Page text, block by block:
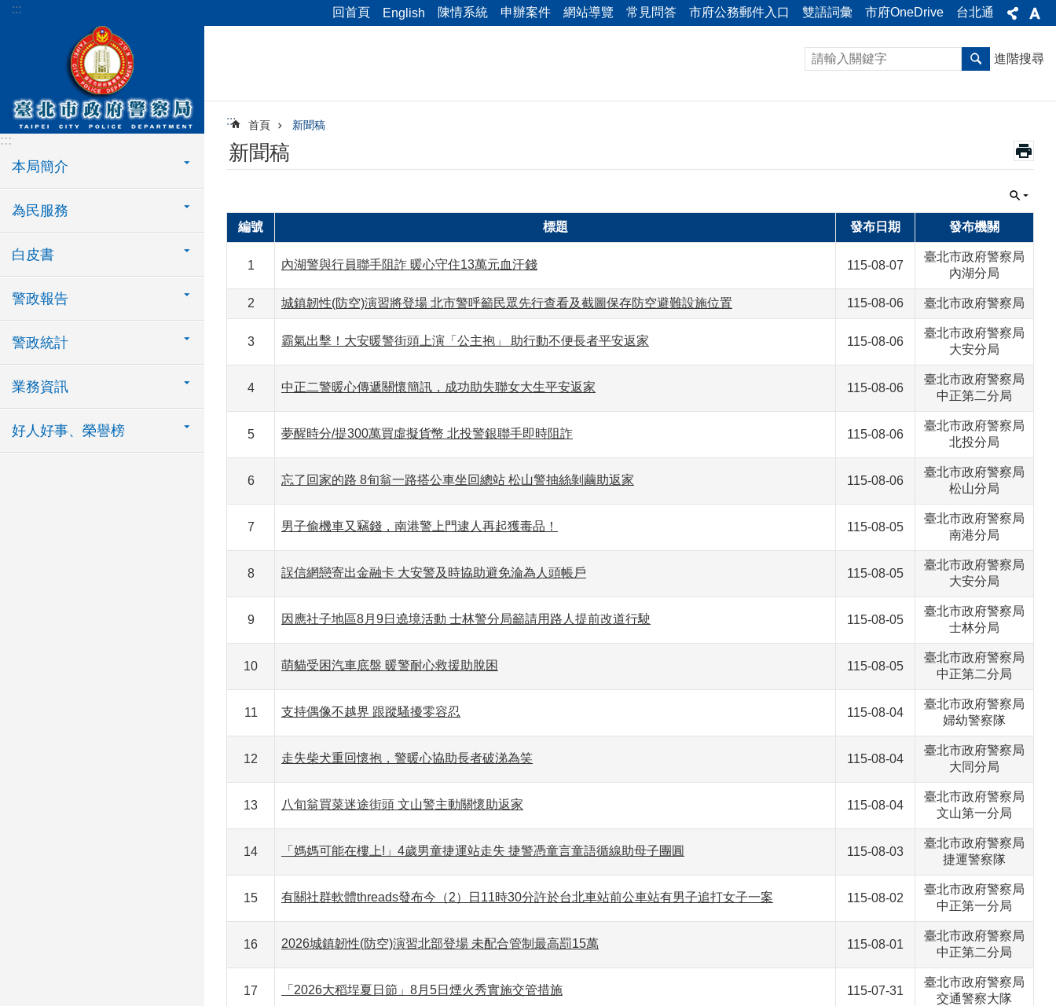
跳到主要內容區塊
::: 回首頁 English 陳情系統 申辦案件 網站導覽 常見問答 市府公務郵件入口 雙語詞彙 市府OneDrive 台北通
:::
本局簡介
為民服務
白皮書
警政報告
警政統計
業務資訊
好人好事、榮譽榜
進階搜尋
::: 首頁 新聞稿
新聞稿
編號 標題 發布日期 發布機關
1 內湖警與行員聯手阻詐 暖心守住13萬元血汗錢 115-08-07
臺北市政府警察局
內湖分局
2 城鎮韌性(防空)演習將登場 北市警呼籲民眾先行查看及截圖保存防空避難設施位置 115-08-06 臺北市政府警察局
3 霸氣出擊！大安暖警街頭上演「公主抱」 助行動不便長者平安返家 115-08-06
臺北市政府警察局
大安分局
4 中正二警暖心傳遞關懷簡訊，成功助失聯女大生平安返家 115-08-06
臺北市政府警察局
中正第二分局
5 夢醒時分/提300萬買虛擬貨幣 北投警銀聯手即時阻詐 115-08-06
臺北市政府警察局
北投分局
6 忘了回家的路 8旬翁一路搭公車坐回總站 松山警抽絲剝繭助返家 115-08-06
臺北市政府警察局
松山分局
7 男子偷機車又竊錢，南港警上門逮人再起獲毒品！ 115-08-05
臺北市政府警察局
南港分局
8 誤信網戀寄出金融卡 大安警及時協助避免淪為人頭帳戶 115-08-05
臺北市政府警察局
大安分局
9 因應社子地區8月9日遶境活動 士林警分局籲請用路人提前改道行駛 115-08-05
臺北市政府警察局
士林分局
10 萌貓受困汽車底盤 暖警耐心救援助脫困 115-08-05
臺北市政府警察局
中正第二分局
11 支持偶像不越界 跟蹤騷擾零容忍 115-08-04
臺北市政府警察局
婦幼警察隊
12 走失柴犬重回懷抱，警暖心協助長者破涕為笑 115-08-04
臺北市政府警察局
大同分局
13 八旬翁買菜迷途街頭 文山警主動關懷助返家 115-08-04
臺北市政府警察局
文山第一分局
14 「媽媽可能在樓上!」4歲男童捷運站走失 捷警憑童言童語循線助母子團圓 115-08-03
臺北市政府警察局
捷運警察隊
15 有關社群軟體threads發布今（2）日11時30分許於台北車站前公車站有男子追打女子一案 115-08-02
臺北市政府警察局
中正第一分局
16 2026城鎮韌性(防空)演習北部登場 未配合管制最高罰15萬 115-08-01
臺北市政府警察局
中正第二分局
17 「2026大稻埕夏日節」8月5日煙火秀實施交管措施 115-07-31
臺北市政府警察局
交通警察大隊